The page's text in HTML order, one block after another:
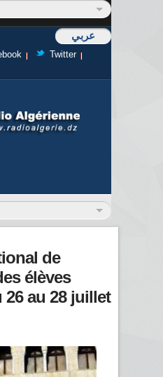
عربي
Twitter
recherche
de
élèves
au 28 juillet